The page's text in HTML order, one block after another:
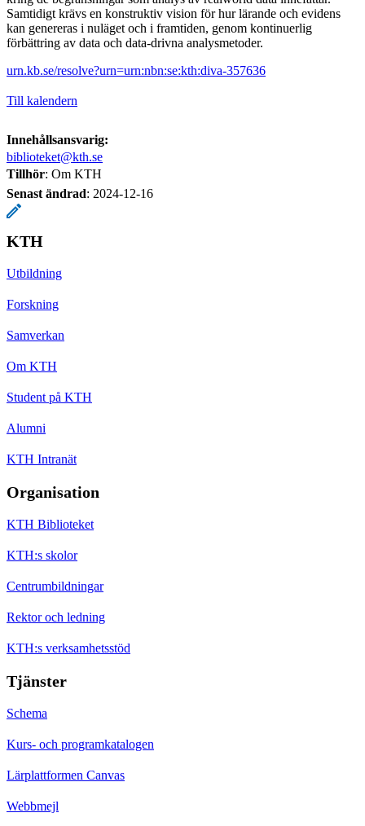
Samtidigt krävs en konstruktiv vision för hur lärande och evidens
kan genereras i nuläget och i framtiden, genom kontinuerlig
förbättring av data och data-drivna analysmetoder.
urn.kb.se/resolve?urn=urn:nbn:se:kth:diva-357636
Till kalendern
Innehållsansvarig:
biblioteket@kth.se
Tillhör: Om KTH
Senast ändrad: 2024-12-16
KTH
Utbildning
Forskning
Samverkan
Om KTH
Student på KTH
Alumni
KTH Intranät
Organisation
KTH Biblioteket
KTH:s skolor
Centrumbildningar
Rektor och ledning
KTH:s verksamhetsstöd
Tjänster
Schema
Kurs- och programkatalogen
Lärplattformen Canvas
Webbmejl